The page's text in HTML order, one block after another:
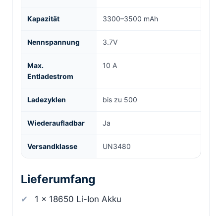
Kapazität 3300–3500 mAh
Nennspannung 3.7V
Max.
Entladestrom
10 A
Ladezyklen bis zu 500
Wiederaufladbar Ja
Versandklasse UN3480
Lieferumfang
1 × 18650 Li-Ion Akku